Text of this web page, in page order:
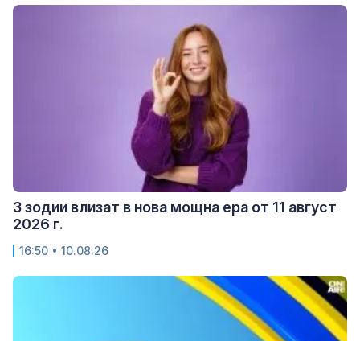
3 зодии влизат в нова мощна ера от 11 август
2026 г.
16:50 • 10.08.26